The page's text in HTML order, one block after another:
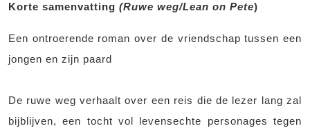
Korte samenvatting (Ruwe weg/Lean on Pete)
Een ontroerende roman over de vriendschap tussen een
jongen en zijn paard
De ruwe weg verhaalt over een reis die de lezer lang zal
bijblijven, een tocht vol levensechte personages tegen